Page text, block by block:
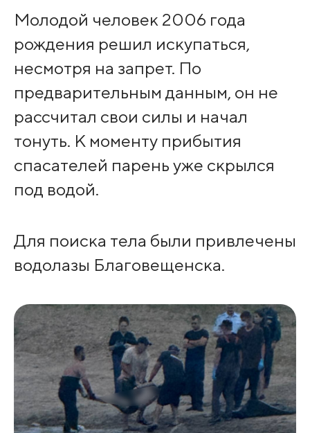
Молодой человек 2006 года
рождения решил искупаться,
несмотря на запрет. По
предварительным данным, он не
рассчитал свои силы и начал
тонуть. К моменту прибытия
спасателей парень уже скрылся
под водой.
Для поиска тела были привлечены
водолазы Благовещенска.